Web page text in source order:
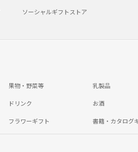
ソーシャルギフトストア
果物・野菜等 乳製品
ドリンク お酒
フラワーギフト 書籍・カタログ